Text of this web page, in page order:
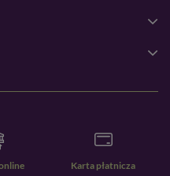
Karta płatnicza